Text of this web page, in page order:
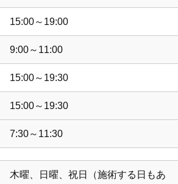
15:00～19:00
9:00～11:00
15:00～19:30
15:00～19:30
7:30～11:30
木曜、日曜、祝日（施術する日もあ